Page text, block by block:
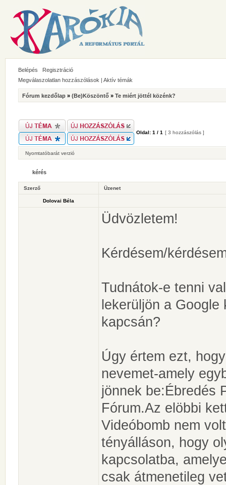
Belépés
Regisztráció
Megválaszolatlan hozzászólások | Aktív témák
Fórum kezdőlap » (Be)Köszöntő » Te miért jöttél közénk?
Oldal: 1 / 1 [ 3 hozzászólás ]
Nyomtatóbarát verzió
kérés
Szerző Üzenet
Dolovai Béla
Üdvözletem!
Kérdésem/
Tudnátok-e tenni
lekerüljön a Google
kapcsán?
Úgy értem ezt,
nevemet-amely
jönnek be:Ébredés
Fórum.Az elöbbi
Videóbomb nem
tényálláson, hogy
kapcsolatba,
csak átmenetileg